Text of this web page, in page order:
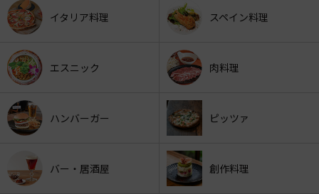
イタリア料理 スペイン料理
エスニック 肉料理
ハンバーガー ピッツァ
バー・居酒屋 創作料理